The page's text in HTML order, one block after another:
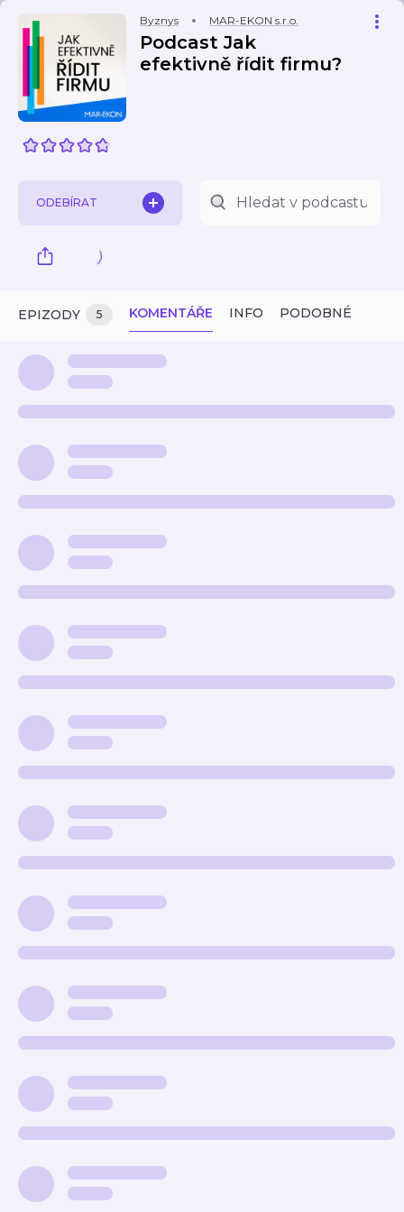
Byznys MAR-EKON s.r.o.
Podcast Jak
efektivně řídit firmu?
ODEBÍRAT
EPIZODY 5 KOMENTÁŘE INFO PODOBNÉ